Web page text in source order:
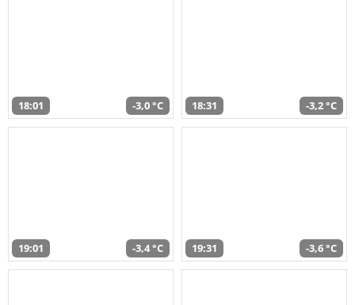
18:01 -3,0 °C 18:31 -3,2 °C
19:01 -3,4 °C 19:31 -3,6 °C